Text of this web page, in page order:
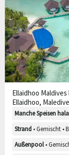
Ellaidhoo
Ellaidhoo,
Manche Speisen
Strand • Gemischt •
Außenpool•